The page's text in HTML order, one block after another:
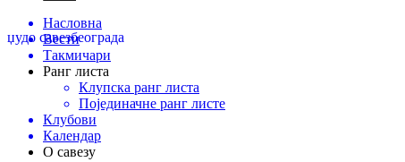
џудо савезбеограда
Насловна
Вести
Такмичари
Ранг листа
Клупска ранг листа
Појединачне ранг листе
Клубови
Календар
О савезу